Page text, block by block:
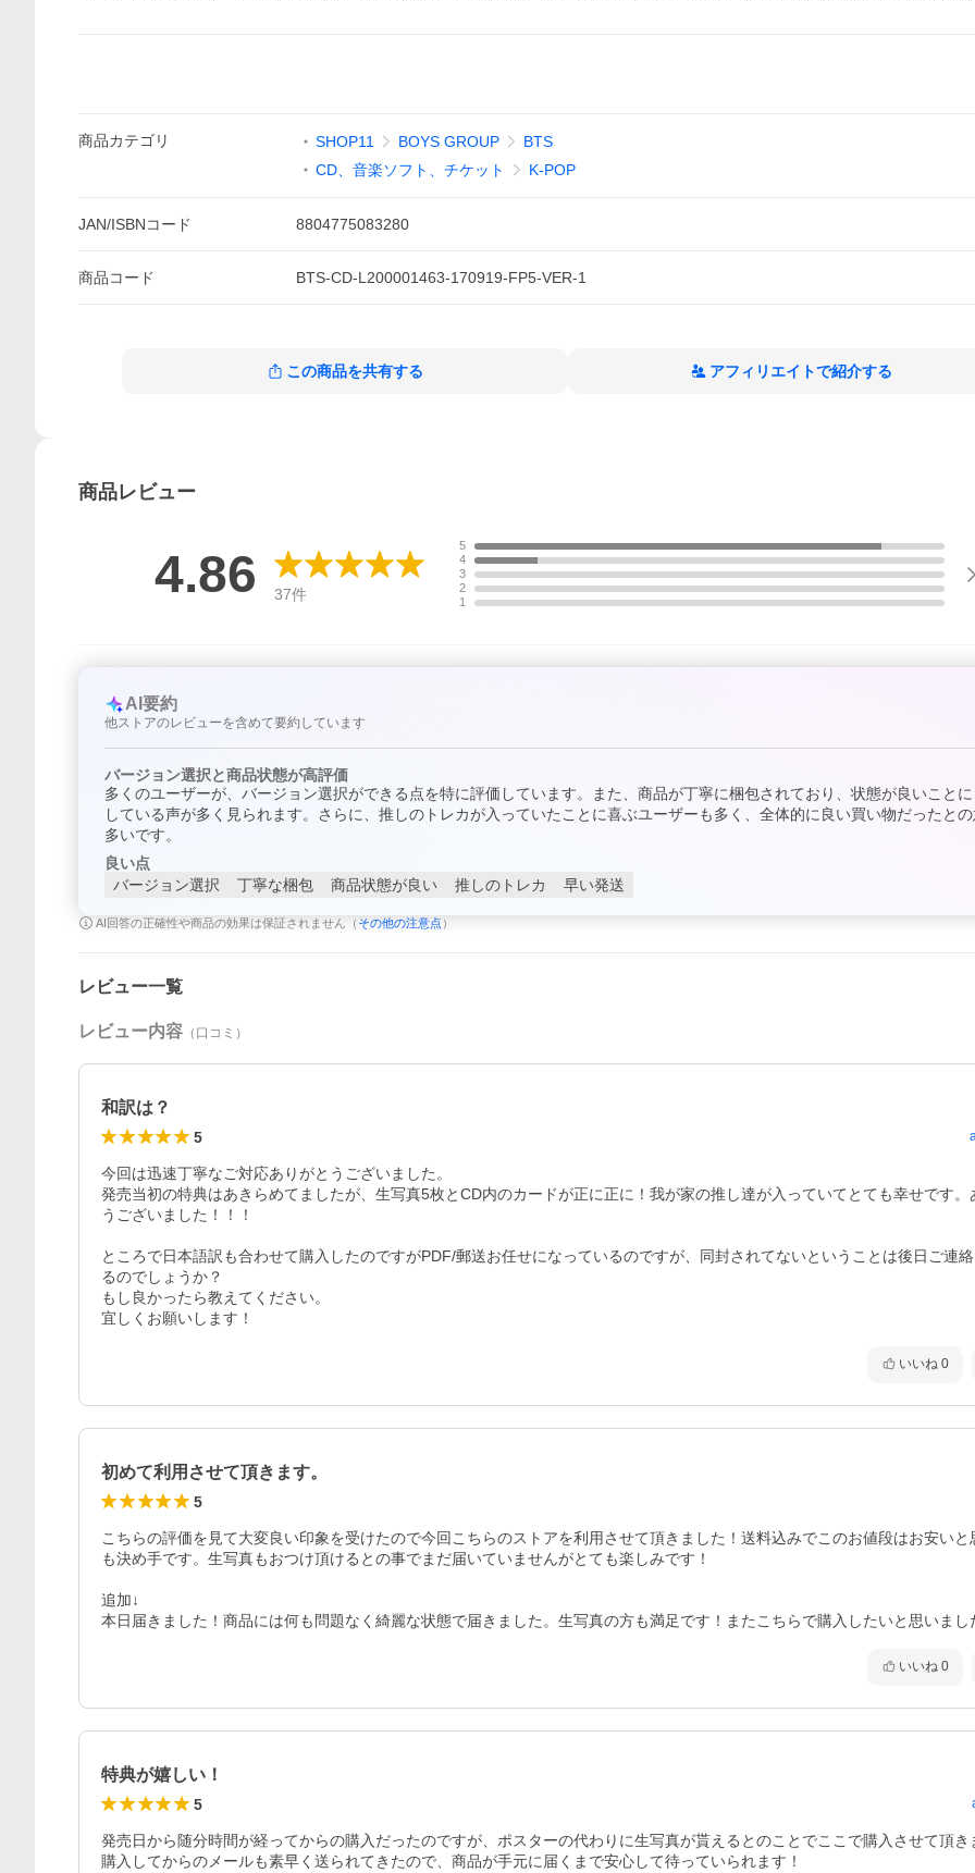
商品カテゴリ SHOP11 BOYS GROUP
BTS
CD、音楽ソフト、チケット
K-POP
JAN/ISBNコード 8804775083280
商品コード BTS-CD-L200001463-170919-FP5-VER-1
この商品を共有する アフィリエイトで紹介する
商品レビュー
4.86 37件
5
4
3
2
1
AI要約
他ストアのレビューを含めて要約しています
バージョン選択と商品状態が高評価
多くのユーザーが、バージョン選択ができる点を特に評価しています。また、商品が丁寧に梱包されており、状態が良いこと
している声が多く見られます。さらに、推しのトレカが入っていたことに喜ぶユーザーも多く、全体的に良い買い物だったと
多いです。
良い点
バージョン選択
丁寧な梱包 商品状態が良い 推しのトレカ 早い発送
AI回答の正確性や商品の効果は保証されません（ その他の注意点 ）
レビュー一覧
レビュー内容 （口コミ）
和訳は？
5
今回は迅速丁寧なご対応ありがとうございました。
発売当初の特典はあきらめてましたが、生写真5枚とCD内のカードが正に正に！我が家の推し達が入っていてとても幸せです。
うございました！！！
ところで日本語訳も合わせて購入したのですがPDF/郵送お任せになっているのですが、同封されてないということは後日ご連
るのでしょうか？
もし良かったら教えてください。
宜しくお願いします！
いいね 0
初めて利用させて頂きます。
5
こちらの評価を見て大変良い印象を受けたので今回こちらのストアを利用させて頂きました！送料込みでこのお値段はお安いと
も決め手です。生写真もおつけ頂けるとの事でまだ届いていませんがとても楽しみです！
追加↓
本日届きました！商品には何も問題なく綺麗な状態で届きました。生写真の方も満足です！またこちらで購入したいと思いまし
いいね 0
特典が嬉しい！
5
発売日から随分時間が経ってからの購入だったのですが、ポスターの代わりに生写真が貰えるとのことでここで購入させて頂き
購入してからのメールも素早く送られてきたので、商品が手元に届くまで安心して待っていられます！